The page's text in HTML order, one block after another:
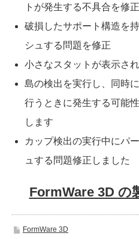
トが発生する不具合を修正
破損したサポート構造を
シュする問題を修正
小さなスタットが表示さ
島の検出を実行し、同時
行うときに発生する可能
します
カップ検出の実行中にパ
ュする問題修正しました
FormWare 3D の
FormWare 3D